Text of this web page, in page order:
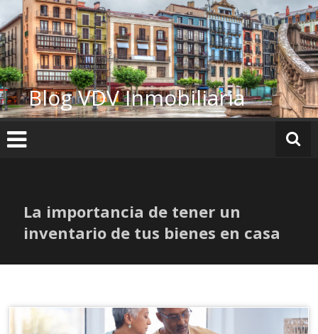
al
contenido
Blog VDV Inmobiliaria
La importancia de tener un
inventario de tus bienes en casa